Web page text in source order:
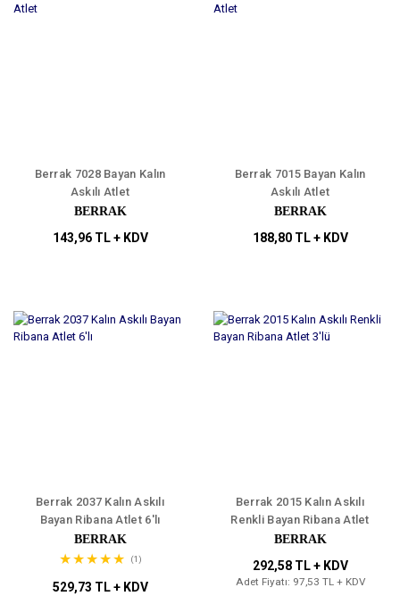
Berrak 7028 Bayan Kalın
Askılı Atlet
BERRAK
143,96 TL + KDV
Berrak 7015 Bayan Kalın
Askılı Atlet
BERRAK
188,80 TL + KDV
Berrak 2037 Kalın Askılı
Bayan Ribana Atlet 6'lı
BERRAK
(1)
529,73 TL + KDV
Berrak 2015 Kalın Askılı
Renkli Bayan Ribana Atlet
3'lü
BERRAK
292,58 TL + KDV
Adet Fiyatı: 97,53 TL + KDV